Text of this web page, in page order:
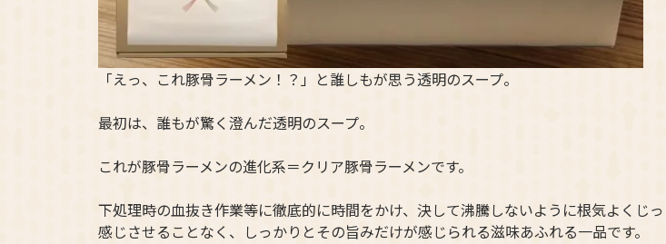
「えっ、これ豚骨ラーメン！？」と誰しもが思う透明のスープ。
最初は、誰もが驚く澄んだ透明のスープ。
これが豚骨ラーメンの進化系＝クリア豚骨ラーメンです。
下処理時の血抜き作業等に徹底的に時間をかけ、決して沸騰しないように根気よくじ
感じさせることなく、しっかりとその旨みだけが感じられる滋味あふれる一品です。